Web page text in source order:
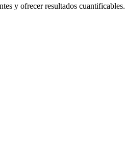
y ofrecer resultados cuantificables.